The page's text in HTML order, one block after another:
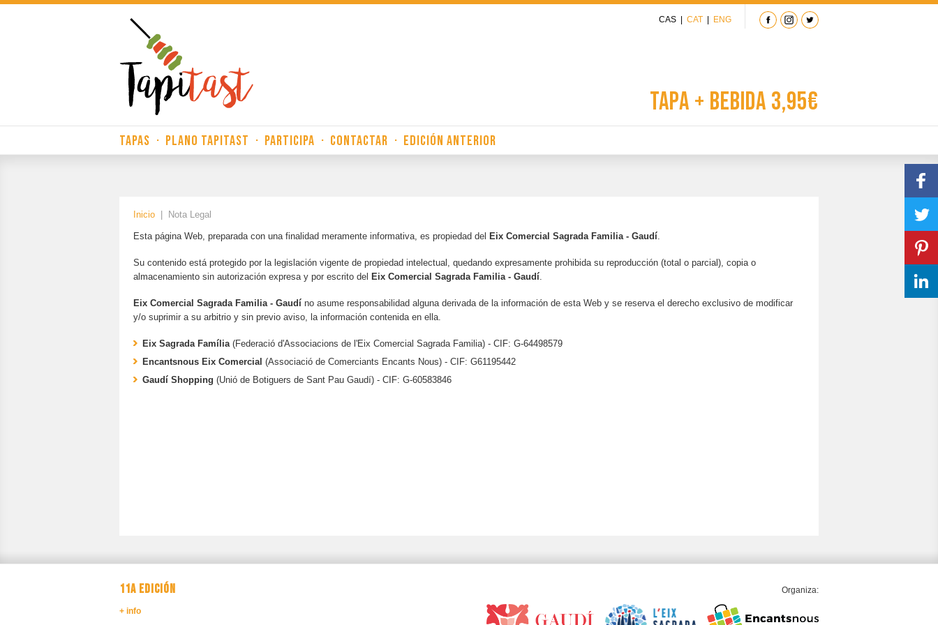
CAS CAT ENG
Tapa + Bebida 3,95€
TAPAS · PLANO TAPITAST · PARTICIPA · CONTACTAR · EDICIÓN ANTERIOR
Inicio Nota Legal
Esta página Web, preparada con una finalidad meramente informativa, es propiedad del Eix Comercial Sagrada Familia - Gaudí.
Su contenido está protegido por la legislación vigente de propiedad intelectual, quedando expresamente prohibida su reproducción (total o parcial), copia o
almacenamiento sin autorización expresa y por escrito del Eix Comercial Sagrada Familia - Gaudí.
Eix Comercial Sagrada Familia - Gaudí no asume responsabilidad alguna derivada de la información de esta Web y se reserva el derecho exclusivo de modificar
y/o suprimir a su arbitrio y sin previo aviso, la información contenida en ella.
Eix Sagrada Família(Federació d'Associacions de l'Eix Comercial Sagrada Familia) - CIF: G-64498579
Encantsnous Eix Comercial (Associació de Comerciants Encants Nous) - CIF: G61195442
Gaudí Shopping (Unió de Botiguers de Sant Pau Gaudí) - CIF: G-60583846
11A EDICIÓN
+ info
Organiza: